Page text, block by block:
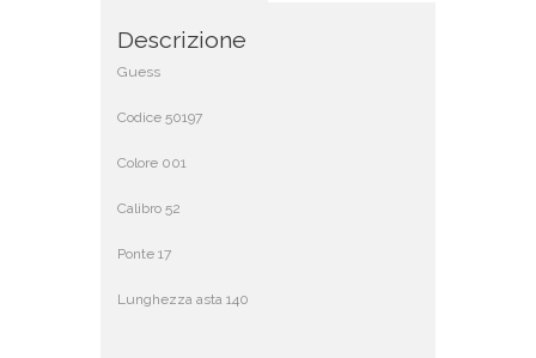
Descrizione
Guess
Codice 50197
Colore 001
Calibro 52
Ponte 17
Lunghezza asta 140